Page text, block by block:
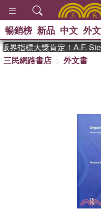
暢銷榜 新品 中文 外文
界指標大獎肯定！A.F.
三民網路書店
外文書